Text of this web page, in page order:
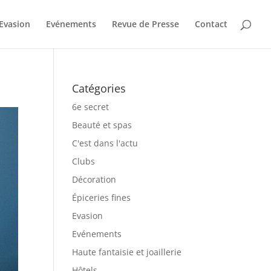
Evénements Revue de Presse Contact
Catégories
6e secret
Beauté et spas
C'est dans l'actu
Clubs
Décoration
Épiceries fines
Evasion
Evénements
Haute fantaisie et joaillerie